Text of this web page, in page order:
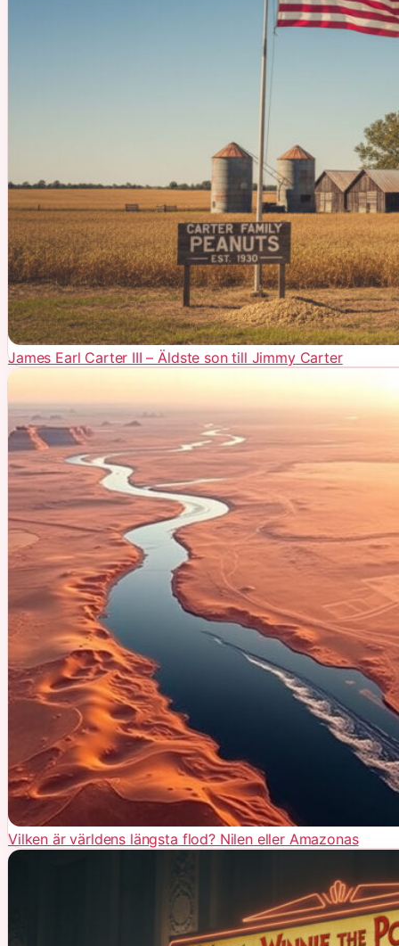
James Earl Carter III – Äldste son till Jimmy Carter
Vilken är världens längsta flod? Nilen eller Amazonas